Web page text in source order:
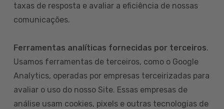
taxas de resposta e avaliar a eficiência de nossas
comunicações.
Ferramentas analíticas fornecidas por terceiros.
Usamos ferramentas de terceiros, como o Google
Analytics, operadas por empresas terceirizadas para
avaliar o uso do nosso Site. Essas empresas de
análise usam cookies, pixels e outras tecnologias de